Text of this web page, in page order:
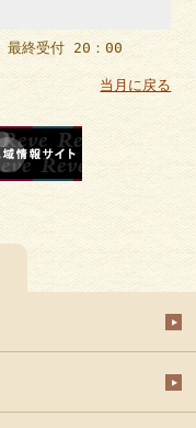
終受付 20：00
当月に戻る